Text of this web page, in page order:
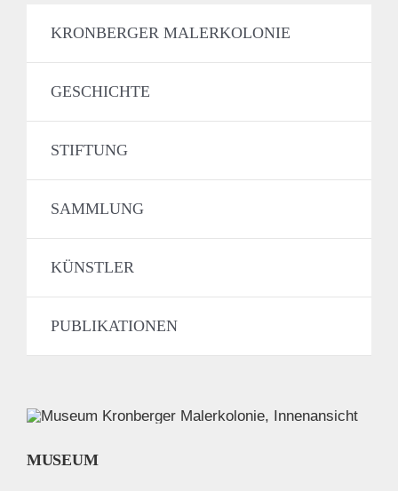
KRONBERGER MALERKOLONIE
GESCHICHTE
STIFTUNG
SAMMLUNG
KÜNSTLER
PUBLIKATIONEN
MUSEUM